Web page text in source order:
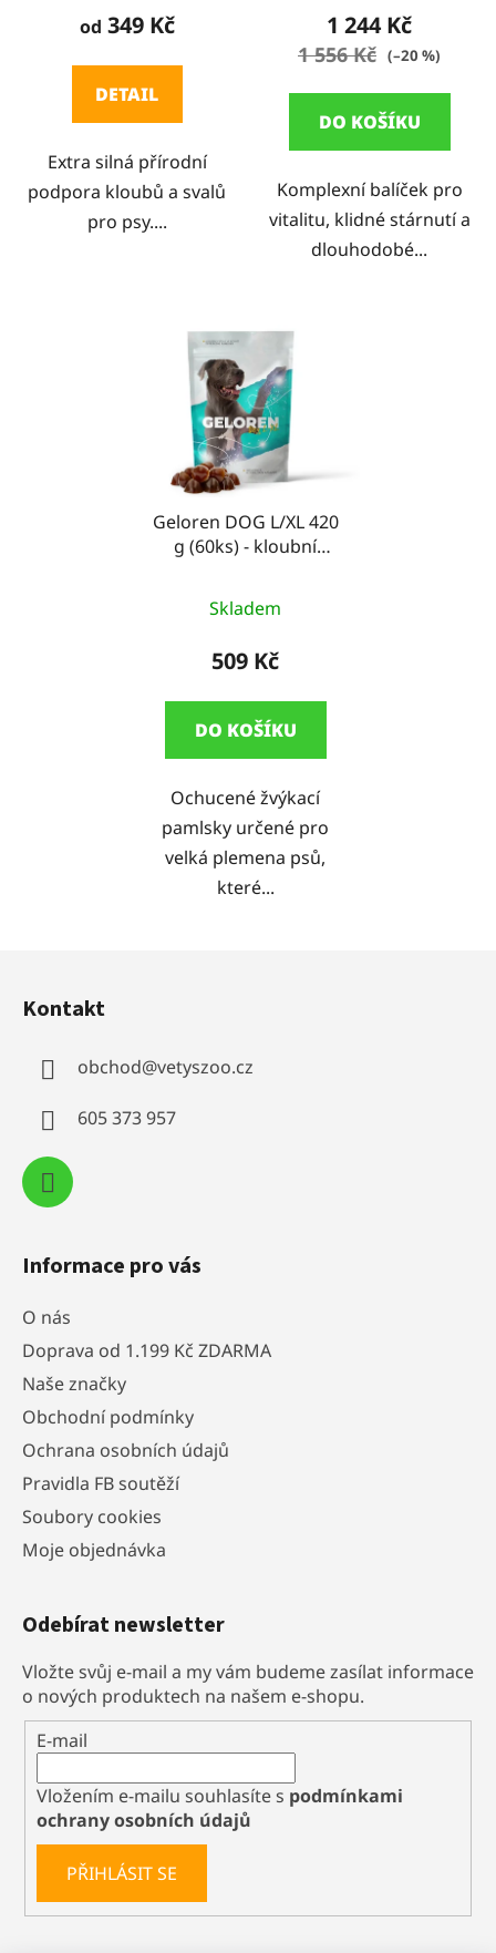
produktu
5,0
z
hvězdiček.
od 349 Kč
DETAIL
Extra silná přírodní
podpora kloubů a svalů
pro psy....
1 244 Kč
1 556 Kč (–20 %)
DO KOŠÍKU
Komplexní balíček pro
vitalitu, klidné stárnutí a
dlouhodobé...
Geloren DOG L/XL 420
g (60ks) - kloubní
hodnocení
produktu
5,0
z
hvězdiček.
Skladem
509 Kč
DO KOŠÍKU
Ochucené žvýkací
pamlsky určené pro
velká plemena psů,
které...
Kontakt
obchod@vetyszoo.cz
605 373 957
Informace pro vás
O nás
Doprava od 1.199 Kč ZDARMA
Naše značky
Obchodní podmínky
Ochrana osobních údajů
Pravidla FB soutěží
Soubory cookies
Moje objednávka
Odebírat newsletter
Vložte svůj e-mail a my vám budeme zasílat informace
o nových produktech na našem e-shopu.
E-mail
Vložením e-mailu souhlasíte s podmínkami
ochrany osobních údajů
PŘIHLÁSIT SE